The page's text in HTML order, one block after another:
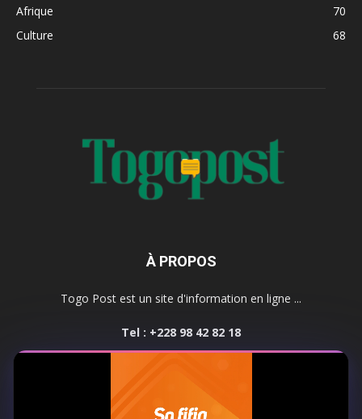
Afrique
70
Culture
68
À PROPOS
Togo Post est un site d'information en ligne ...
Tel : +228 98 42 82 18